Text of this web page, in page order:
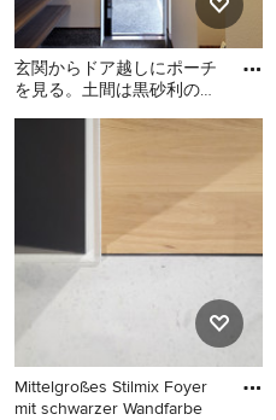
玄関からドア越しにポーチ
を見る。土間は黒砂利の洗
収納は造付としオープンな
Moderner Eingang mit
dunkler Holzhaustür und
schwarzem Boden in
Sonstige
Mittelgroßes Stilmix Foyer
mit schwarzer Wandfarbe